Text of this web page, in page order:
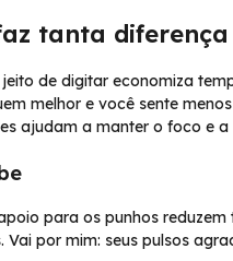
tanta diferença
de digitar economiza
melhor e você sente
ajudam a manter o foco e a
para os punhos
por mim: seus pulsos